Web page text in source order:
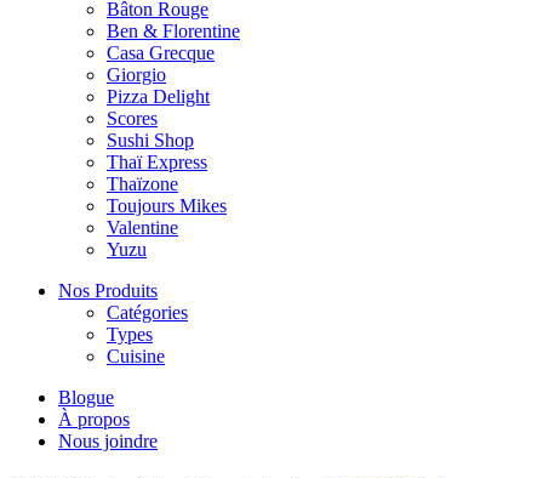
Bâton Rouge
Ben & Florentine
Casa Grecque
Giorgio
Pizza Delight
Scores
Sushi Shop
Thaï Express
Thaïzone
Toujours Mikes
Valentine
Yuzu
Nos Produits
Catégories
Types
Cuisine
Blogue
À propos
Nous joindre